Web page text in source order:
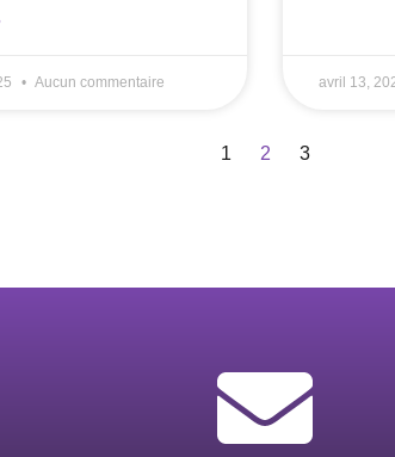
Aucun commentaire avril 13,
1 2 3